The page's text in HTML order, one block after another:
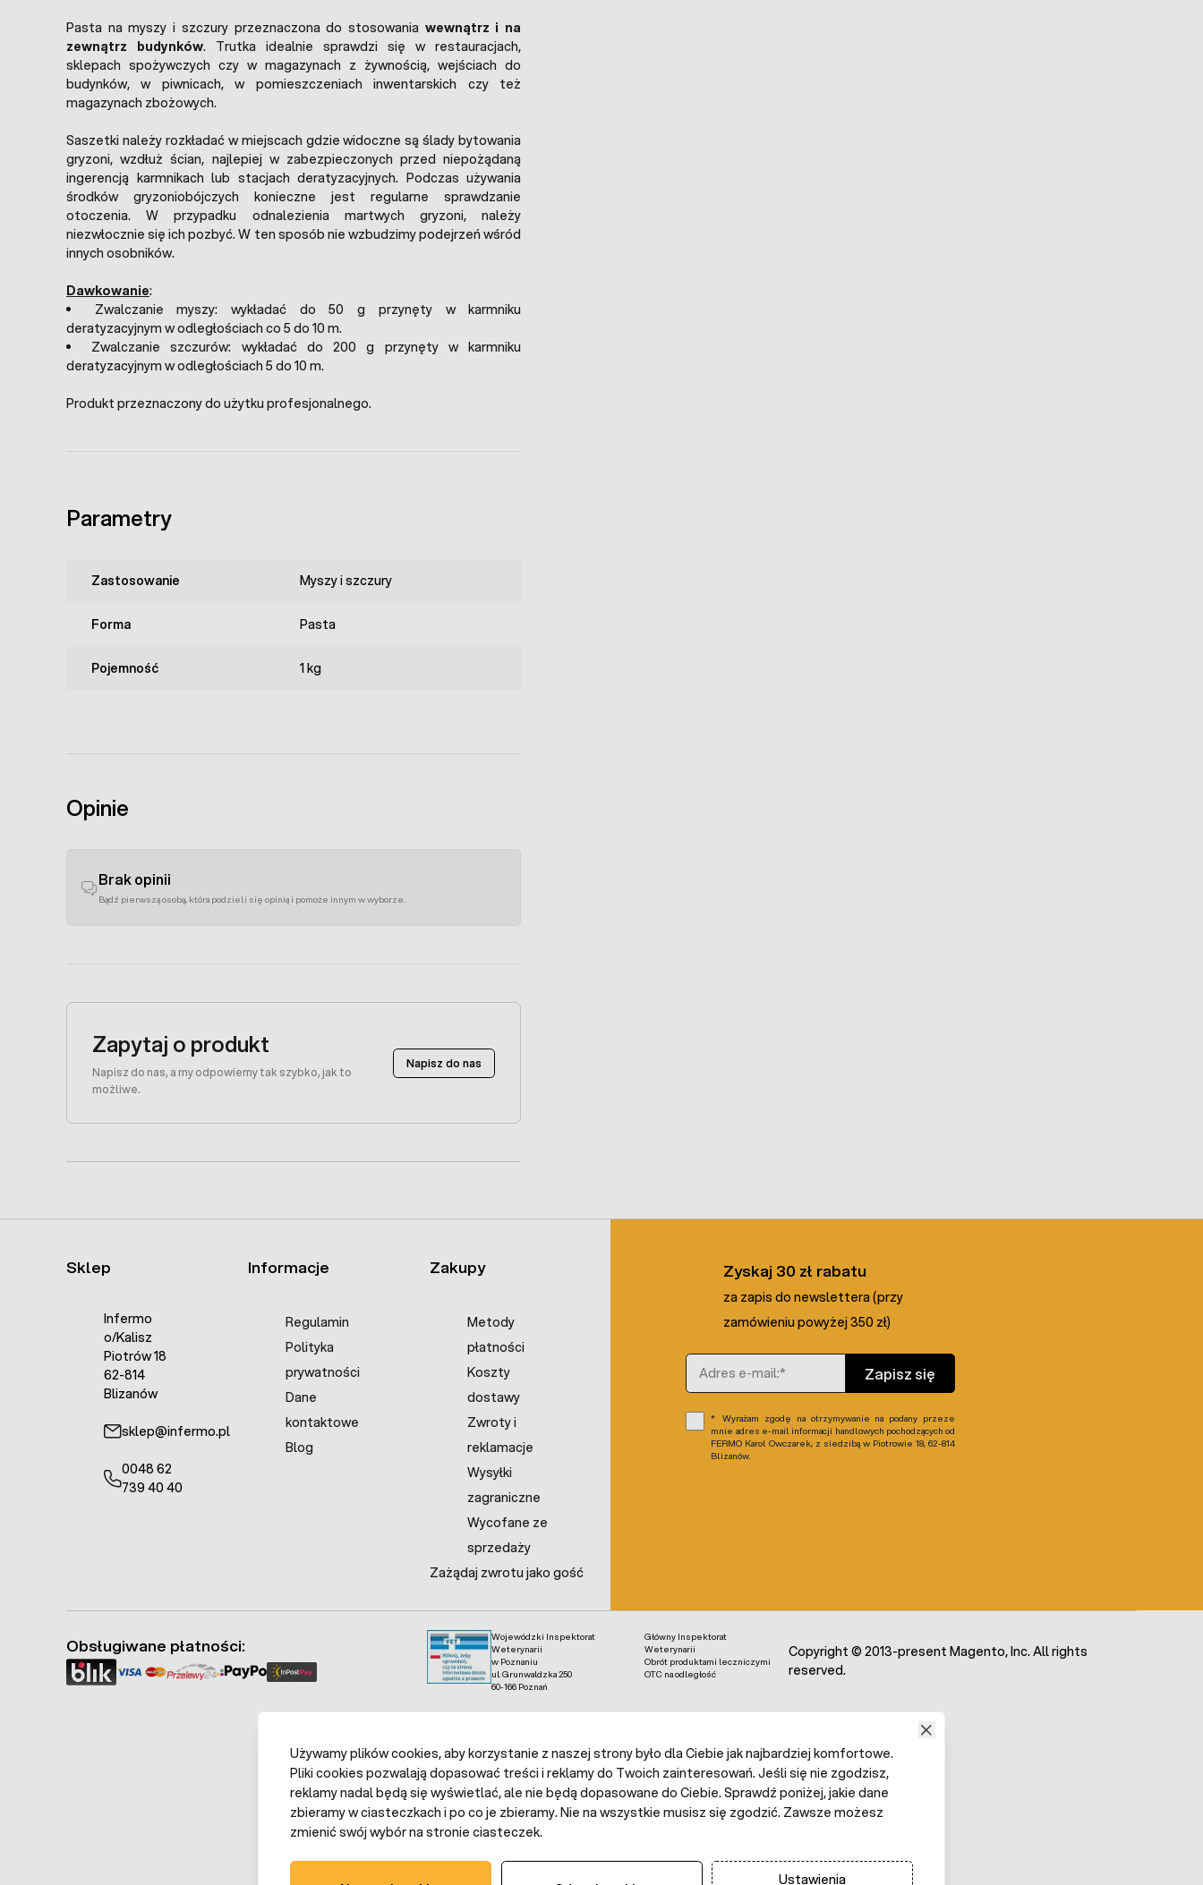
Pasta na myszy i szczury przeznaczona do stosowania wewnątrz i na
zewnątrz budynków. Trutka idealnie sprawdzi się w restauracjach,
sklepach spożywczych czy w magazynach z żywnością, wejściach do
budynków, w piwnicach, w pomieszczeniach inwentarskich czy też
magazynach zbożowych.
Saszetki należy rozkładać w miejscach gdzie widoczne są ślady bytowania
gryzoni, wzdłuż ścian, najlepiej w zabezpieczonych przed niepożądaną
ingerencją karmnikach lub stacjach deratyzacyjnych. Podczas używania
środków gryzoniobójczych konieczne jest regularne sprawdzanie
otoczenia. W przypadku odnalezienia martwych gryzoni, należy
niezwłocznie się ich pozbyć. W ten sposób nie wzbudzimy podejrzeń wśród
innych osobników.
Dawkowanie:
Zwalczanie myszy: wykładać do 50 g przynęty w karmniku
deratyzacyjnym w odległościach co 5 do 10 m.
Zwalczanie szczurów: wykładać do 200 g przynęty w karmniku
deratyzacyjnym w odległościach 5 do 10 m.
Produkt przeznaczony do użytku profesjonalnego.
Parametry
Zastosowanie Myszy i szczury
Forma Pasta
Pojemność 1 kg
Opinie
Brak opinii
Bądź pierwszą osobą, która podzieli się opinią i pomoże innym w wyborze.
Zapytaj o produkt
Napisz do nas, a my odpowiemy tak szybko, jak to
możliwe.
Napisz do nas
Sklep
Infermo
o/Kalisz
Piotrów 18
62-814
Blizanów
sklep@infermo.pl
0048 62
739 40 40
Informacje
Regulamin
Polityka
prywatności
Dane
kontaktowe
Blog
Zakupy
Metody
płatności
Koszty
dostawy
Zwroty i
reklamacje
Wysyłki
zagraniczne
Wycofane ze
sprzedaży
Zażądaj zwrotu jako gość
Zyskaj 30 zł rabatu
za zapis do newslettera (przy
zamówieniu powyżej 350 zł)
Adres e-mail
Zapisz się
Wyrażam zgodę na otrzymywanie na podany przeze
mnie adres e-mail informacji handlowych pochodzących od
FERMO Karol Owczarek, z siedzibą w Piotrowie 18, 62-814
Blizanów.
Wojewódzki Inspektorat
Weterynarii
w Poznaniu
ul. Grunwaldzka 250
60-166 Poznań
Główny Inspektorat
Weterynarii
Obrót produktami leczniczymi
OTC na odległość
Obsługiwane płatności:
Copyright © 2013-present Magento, Inc. All rights
reserved.
Używamy plików cookies, aby korzystanie z naszej strony było dla Ciebie jak najbardziej komfortowe.
Pliki cookies pozwalają dopasować treści i reklamy do Twoich zainteresowań. Jeśli się nie zgodzisz,
reklamy nadal będą się wyświetlać, ale nie będą dopasowane do Ciebie. Sprawdź poniżej, jakie dane
zbieramy w ciasteczkach i po co je zbieramy. Nie na wszystkie musisz się zgodzić. Zawsze możesz
zmienić swój wybór na stronie ciasteczek.
Ustawienia